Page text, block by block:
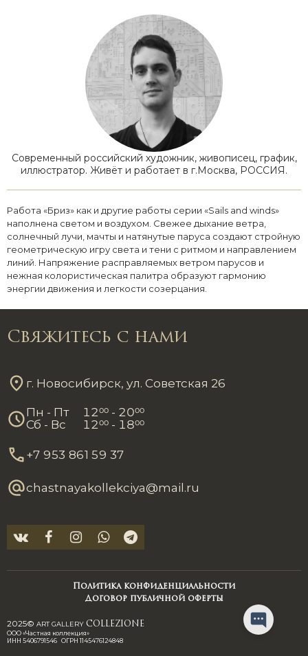
Современный российский художник, живописец, график,
иллюстратор. Живёт и работает в г.Москва, РОССИЯ.
Работа «Бриз» как и другие работы серии «Sails and winds»
наполнена светом и воздухом. Свежее дыхание ветра,
солнечный лучи, мачты и натянутые паруса создают стройную
геометрическую игру света и тени с ритмом и направлением
линий. Напряжение расправляемых ветром парусов и
нежная колористическая палитра образуют гармонию
энергии движения и легкости созерцания.
Свяжитесь с нами
г. Новосибирск, ул. Советская 26
Пн - Пт 1200 - 2000
Сб - Вс
1200 - 1800
+7 953 861 59 37
chastnayakollekciya@mail.ru
Политика конфиденциальности
Договор публичной оферты
2025© ART GALLERY COLLEZIONE
ООО «Частная коллекция»
ИНН 5406791546 ОГРН 1145476124848